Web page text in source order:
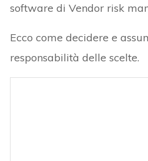
software di Vendor risk
Ecco come decidere e
responsabilità delle scelte.